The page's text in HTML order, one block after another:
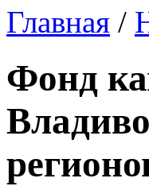
Главная /
Фонд